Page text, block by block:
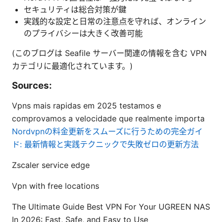
セキュリティは総合対策が鍵
実践的な設定と日常の注意点を守れば、オンライン
のプライバシーは大きく改善可能
(このブログは Seafile サーバー関連の情報を含む VPN
カテゴリに最適化されています。)
Sources:
Vpns mais rapidas em 2025 testamos e
comprovamos a velocidade que realmente importa
Nordvpnの料金更新をスムーズに行うための完全ガイ
ド: 最新情報と実践テクニックで失敗ゼロの更新方法
Zscaler service edge
Vpn with free locations
The Ultimate Guide Best VPN For Your UGREEN NAS
In 2026: Fast, Safe, and Easy to Use